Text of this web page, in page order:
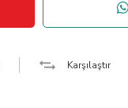
Karşılaştır